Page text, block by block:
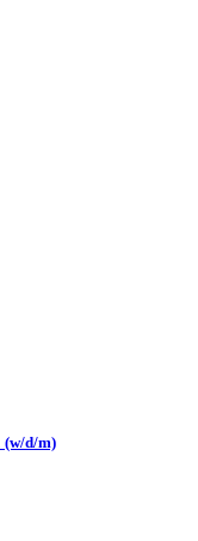
(w/d/m)